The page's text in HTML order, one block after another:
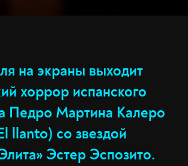
на экраны выходит
хоррор испанского
Педро Мартина Калеро
llanto) со звездой
Эстер Эспозито.